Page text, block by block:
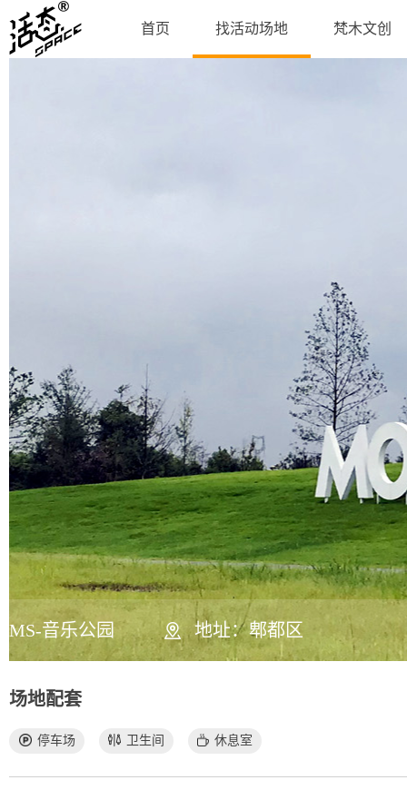
首页 找活动场地 梵木文创
MS-音乐公园 地址：郫都区
场地配套
停车场 卫生间 休息室